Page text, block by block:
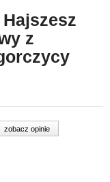
z
zobacz opinie